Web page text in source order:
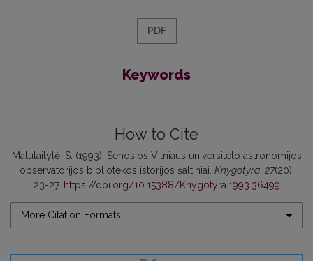
PDF
Keywords
-
How to Cite
Matulaitytė, S. (1993). Senosios Vilniaus universiteto astronomijos
observatorijos bibliotekos istorijos šaltiniai. Knygotyra, 27(20),
23-27. https://doi.org/10.15388/Knygotyra.1993.36499
More Citation Formats